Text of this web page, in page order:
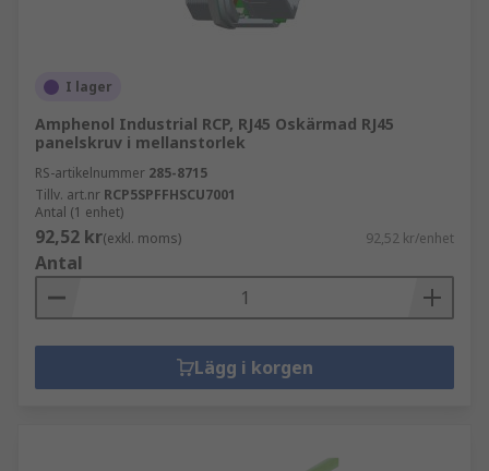
I lager
Amphenol Industrial RCP, RJ45 Oskärmad RJ45
panelskruv i mellanstorlek
RS-artikelnummer 285-8715
Tillv. art.nr RCP5SPFFHSCU7001
Antal (1 enhet)
92,52 kr(exkl. moms) 92,52 kr/enhet
Antal
Lägg i korgen